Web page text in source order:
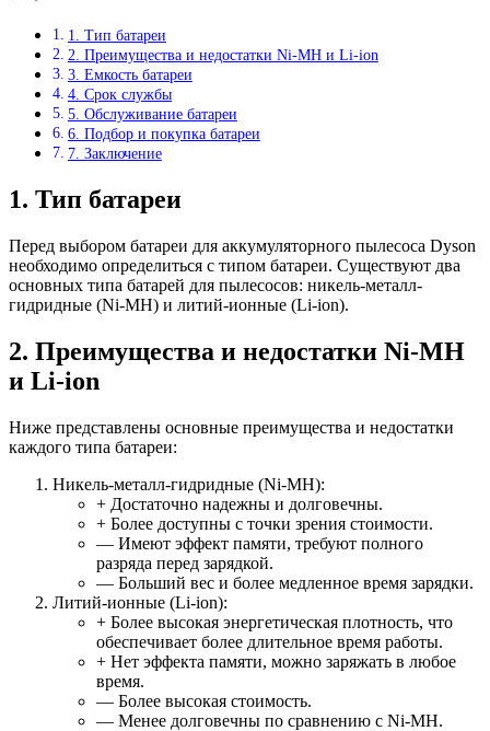
1. Тип батареи
2. Преимущества и недостатки Ni-MH и Li-ion
3. Емкость батареи
4. Срок службы
5. Обслуживание батареи
6. Подбор и покупка батареи
7. Заключение
1. Тип батареи
Перед выбором батареи для аккумуляторного пылесоса Dyson
необходимо определиться с типом батареи. Существуют два
основных типа батарей для пылесосов: никель-металл-
гидридные (Ni-MH) и литий-ионные (Li-ion).
2. Преимущества и недостатки Ni-MH
и Li-ion
Ниже представлены основные преимущества и недостатки
каждого типа батареи:
Никель-металл-гидридные (Ni-MH):
+ Достаточно надежны и долговечны.
+ Более доступны с точки зрения стоимости.
— Имеют эффект памяти, требуют полного
разряда перед зарядкой.
— Больший вес и более медленное время зарядки.
Литий-ионные (Li-ion):
+ Более высокая энергетическая плотность, что
обеспечивает более длительное время работы.
+ Нет эффекта памяти, можно заряжать в любое
время.
— Более высокая стоимость.
— Менее долговечны по сравнению с Ni-MH.